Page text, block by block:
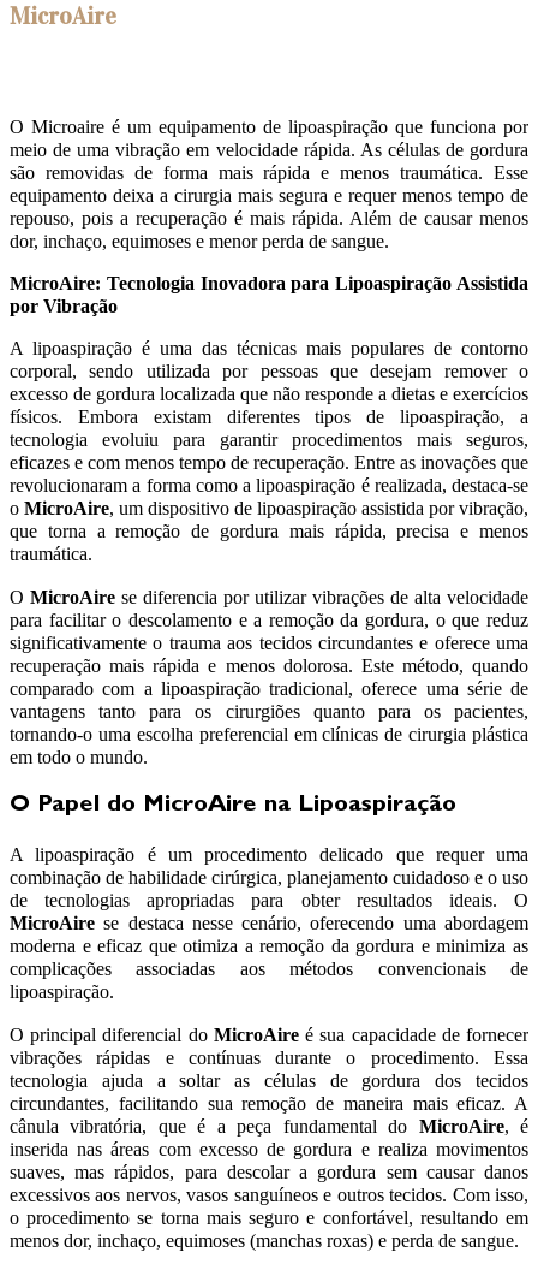
MicroAire
O Microaire é um equipamento de lipoaspiração que funciona por
meio de uma vibração em velocidade rápida. As células de gordura
são removidas de forma mais rápida e menos traumática. Esse
equipamento deixa a cirurgia mais segura e requer menos tempo de
repouso, pois a recuperação é mais rápida. Além de causar menos
dor, inchaço, equimoses e menor perda de sangue.
MicroAire: Tecnologia Inovadora para Lipoaspiração Assistida
por Vibração
A lipoaspiração é uma das técnicas mais populares de contorno
corporal, sendo utilizada por pessoas que desejam remover o
excesso de gordura localizada que não responde a dietas e exercícios
físicos. Embora existam diferentes tipos de lipoaspiração, a
tecnologia evoluiu para garantir procedimentos mais seguros,
eficazes e com menos tempo de recuperação. Entre as inovações que
revolucionaram a forma como a lipoaspiração é realizada, destaca-se
o MicroAire, um dispositivo de lipoaspiração assistida por vibração,
que torna a remoção de gordura mais rápida, precisa e menos
traumática.
O MicroAire se diferencia por utilizar vibrações de alta velocidade
para facilitar o descolamento e a remoção da gordura, o que reduz
significativamente o trauma aos tecidos circundantes e oferece uma
recuperação mais rápida e menos dolorosa. Este método, quando
comparado com a lipoaspiração tradicional, oferece uma série de
vantagens tanto para os cirurgiões quanto para os pacientes,
tornando-o uma escolha preferencial em clínicas de cirurgia plástica
em todo o mundo.
O Papel do MicroAire na Lipoaspiração
A lipoaspiração é um procedimento delicado que requer uma
combinação de habilidade cirúrgica, planejamento cuidadoso e o uso
de tecnologias apropriadas para obter resultados ideais. O
MicroAire se destaca nesse cenário, oferecendo uma abordagem
moderna e eficaz que otimiza a remoção da gordura e minimiza as
complicações associadas aos métodos convencionais de
lipoaspiração.
O principal diferencial do MicroAireé sua capacidade de fornecer
vibrações rápidas e contínuas durante o procedimento. Essa
tecnologia ajuda a soltar as células de gordura dos tecidos
circundantes, facilitando sua remoção de maneira mais eficaz. A
cânula vibratória, que é a peça fundamental do MicroAire, é
inserida nas áreas com excesso de gordura e realiza movimentos
suaves, mas rápidos, para descolar a gordura sem causar danos
excessivos aos nervos, vasos sanguíneos e outros tecidos. Com isso,
o procedimento se torna mais seguro e confortável, resultando em
menos dor, inchaço, equimoses (manchas roxas) e perda de sangue.